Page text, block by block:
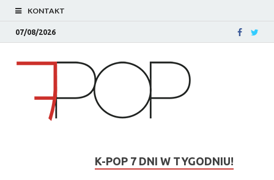
KONTAKT
07/08/2026
K-POP 7 DNI W TYGODNIU!